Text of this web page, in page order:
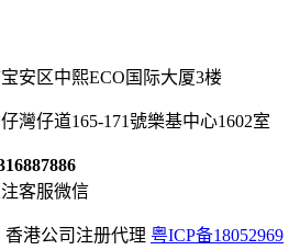
安区中熙ECO国际大厦3楼
灣仔道165-171號樂基中心1602室
客服微信
港公司注册代理 粤ICP备18052969